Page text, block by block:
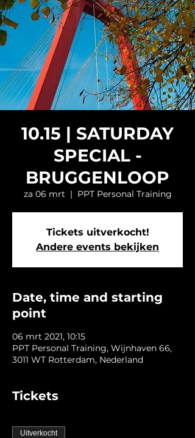
10.15 | SATURDAY
SPECIAL -
BRUGGENLOOP
za 06 mrt
  |
PPT Personal Training
Tickets uitverkocht!
Andere events bekijken
Date, time and starting
point
06 mrt 2021, 10:15
PPT Personal Training, Wijnhaven 66,
3011 WT Rotterdam, Nederland
Tickets
Uitverkocht